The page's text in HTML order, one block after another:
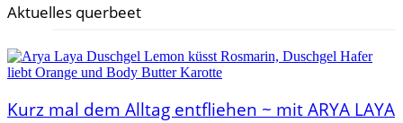
Aktuelles querbeet
Kurz mal dem Alltag entfliehen ~ mit ARYA LAYA